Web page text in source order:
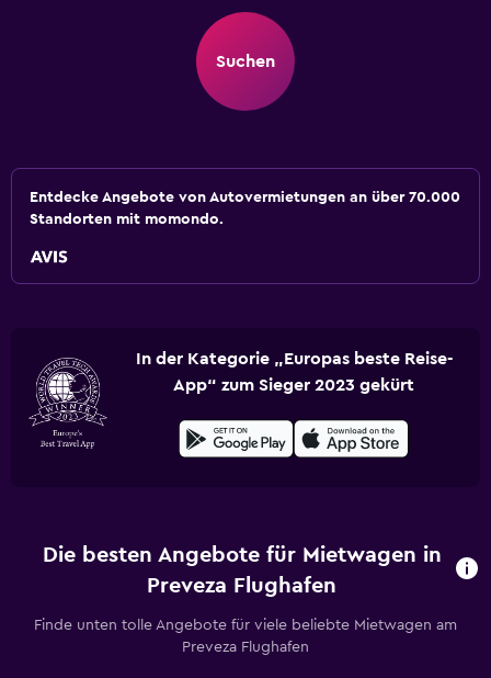
Suchen
Entdecke Angebote von Autovermietungen an über 70.000
Standorten mit momondo.
In der Kategorie „Europas beste Reise-
App“ zum Sieger 2023 gekürt
Die besten Angebote für Mietwagen in
Preveza Flughafen
Finde unten tolle Angebote für viele beliebte Mietwagen am
Preveza Flughafen